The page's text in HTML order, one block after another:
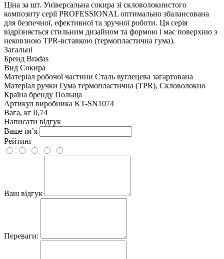
Ціна за шт. Універсальна сокира зі скловолокнистого
композиту серії PROFESSIONAL оптимально збалансована
для безпечної, ефективної та зручної роботи. Ця серія
відрізняється стильним дизайном та формою і має поверхню з
нековзною TPR-вставкою (термопластична гума).
Загальні
Бренд Bradas
Вид Сокира
Матеріал робочої частини Сталь вуглецева загартована
Матеріал ручки Гума термопластична (TPR), Скловолокно
Країна бренду Польща
Артикул виробника KT-SN1074
Вага, кг 0,74
Написати відгук
Ваше ім’я
Рейтинг
Ваш відгук
Переваги: